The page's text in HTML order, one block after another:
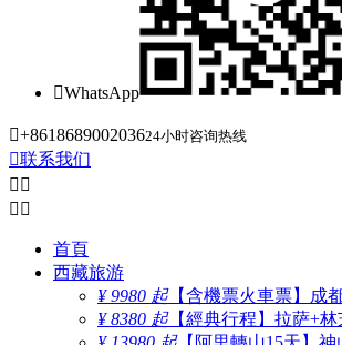
WhatsApp
+861868900203624小时咨询热线
联系我们
 
 
首頁
西藏旅游
¥ 9980 起【含機票火車票】成
¥ 8380 起【經典行程】拉萨+